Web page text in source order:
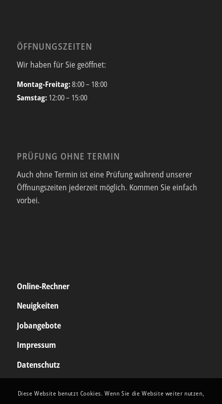
ÖFFNUNGSZEITEN
Wir haben für Sie geöffnet:
Montag-Freitag:8:00 – 18:00
Samstag: 12:00 – 15:00
PRÜFUNG OHNE TERMIN
Auch ohne Termin ist eine Prüfung während unserer
Öffnungszeiten jederzeit möglich. Kommen Sie einfach
vorbei.
Online-Rechner
Neuigkeiten
Jobangebote
Impressum
Datenschutz
Diese Website benutzt Cookies. Wenn Sie die Website weiter nutzen,